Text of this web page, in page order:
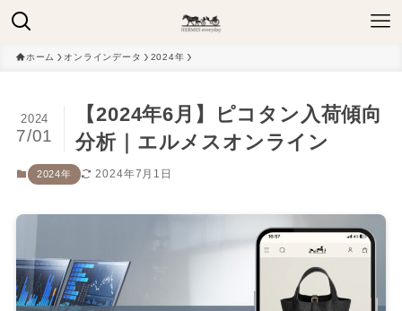
ホーム オンラインデータ 2024年
【2024年6月】ピコタン入荷傾向
分析｜エルメスオンライン
2024
7/01
2024年 2024年7月1日